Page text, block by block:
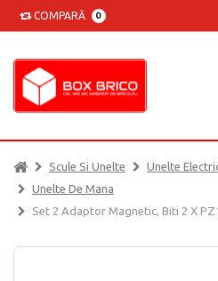
COMPARĂ 0
Scule Si Unelte
Unelte
Unelte De Mana
Set 2 Adaptor Magnetic, Biti 2 X